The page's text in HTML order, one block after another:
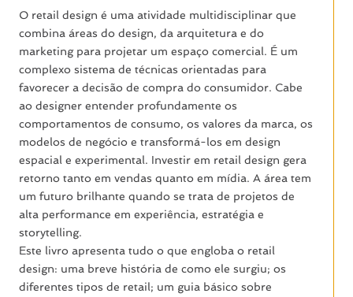
O retail design é uma atividade multidisciplinar que
combina áreas do design, da arquitetura e do
marketing para projetar um espaço comercial. É um
complexo sistema de técnicas orientadas para
favorecer a decisão de compra do consumidor. Cabe
ao designer entender profundamente os
comportamentos de consumo, os valores da marca, os
modelos de negócio e transformá-los em design
espacial e experimental. Investir em retail design gera
retorno tanto em vendas quanto em mídia. A área tem
um futuro brilhante quando se trata de projetos de
alta performance em experiência, estratégia e
storytelling.
Este livro apresenta tudo o que engloba o retail
design: uma breve história de como ele surgiu; os
diferentes tipos de retail; um guia básico sobre